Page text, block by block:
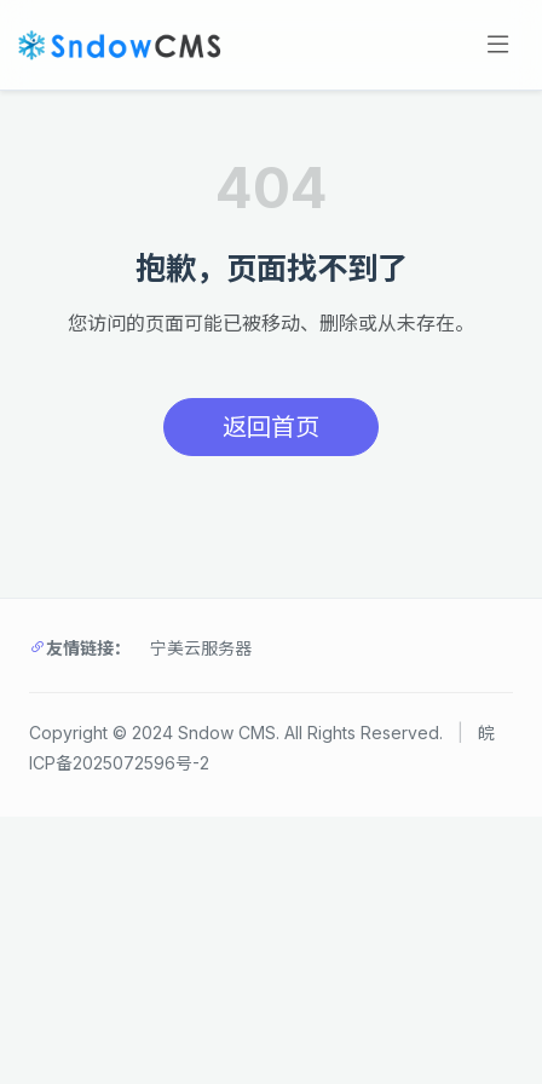
404
抱歉，页面找不到了
您访问的页面可能已被移动、删除或从未存在。
返回首页
友情链接： 宁美云服务器
Copyright © 2024 Sndow CMS. All Rights Reserved.
皖
ICP备2025072596号-2